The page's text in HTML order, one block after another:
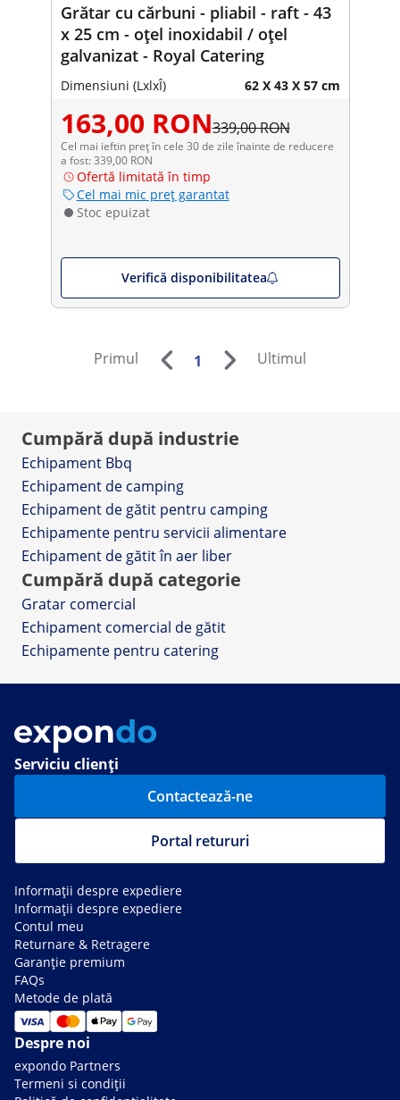
Grătar cu cărbuni - pliabil - raft - 43
x 25 cm - oțel inoxidabil / oțel
galvanizat - Royal Catering
Dimensiuni (LxlxÎ) 62 X 43 X 57 cm
163,00 RON339,00 RON
Cel mai ieftin preț în cele 30 de zile înainte de reducere
a fost: 339,00 RON
Ofertă limitată în timp
Cel mai mic preț garantat
Stoc epuizat
Verifică disponibilitatea
Primul 1 Ultimul
Cumpără după industrie
Echipament Bbq
Echipament de camping
Echipament de gătit pentru camping
Echipamente pentru servicii alimentare
Echipament de gătit în aer liber
Cumpără după categorie
Gratar comercial
Echipament comercial de gătit
Echipamente pentru catering
Serviciu clienți
Contactează-ne
Portal retururi
Informații despre expediere
Informații despre expediere
Contul meu
Returnare & Retragere
Garanție premium
FAQs
Metode de plată
Despre noi
expondo Partners
Termeni si condiții